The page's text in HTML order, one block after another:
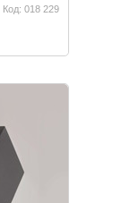
Код: 018 229